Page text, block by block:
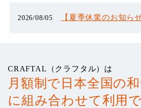
2026/08/05 【夏季休業のお知らせ
CRAFTAL（クラフタル）は
月額制 で日本全国の
に組み合わせて利用